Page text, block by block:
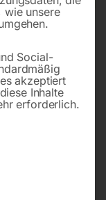
diesem
wie unsere
Social-
akzeptiert
Inhalte
erforderlich.